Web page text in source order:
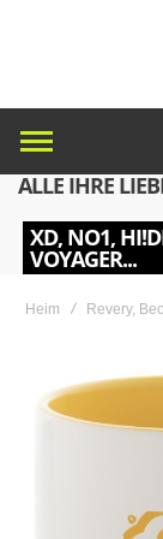
ALLE IHRE
XD, NO1,
VOYAGER...
Heim Revery,
the